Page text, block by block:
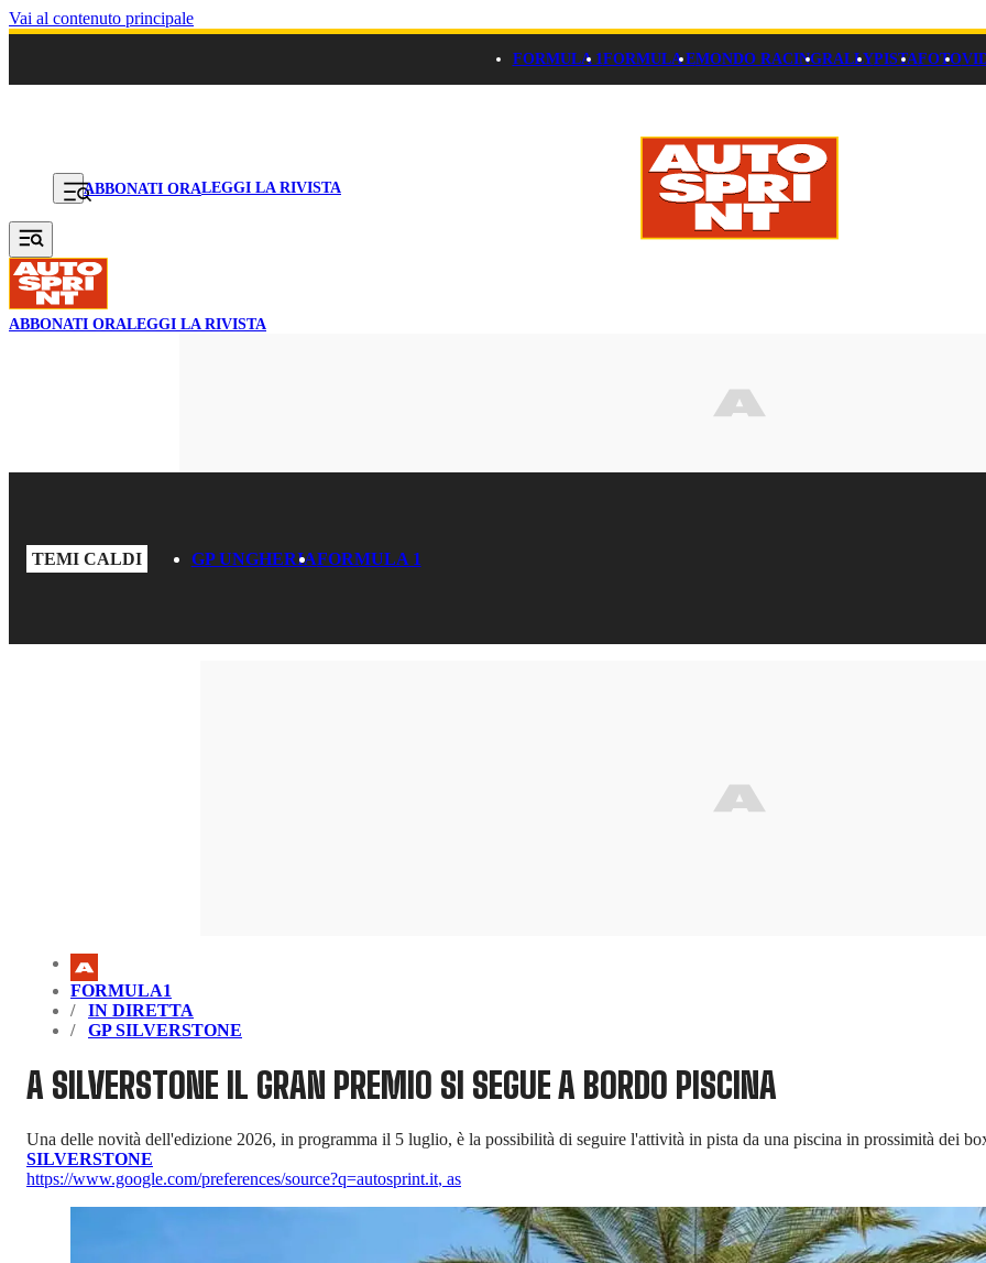
Vai al contenuto principale
FORMULA 1FORMULA EMONDO RACINGRALLYPISTAFOTO
ABBONATI ORALEGGI LA RIVISTA
ABBONATI ORALEGGI LA RIVISTA
TEMI CALDI GP UNGHERIAFORMULA 1
FORMULA1
IN DIRETTA
GP SILVERSTONE
A SILVERSTONE IL GRAN PREMIO SI SEGUE A BORDO PISCINA
Una delle novità dell'edizione 2026, in programma il 5 luglio, è la possibilità di seguire l'attività in pista da una piscina in prossimità dei
SILVERSTONE
https://www.google.com/preferences/source?q=autosprint.it, as